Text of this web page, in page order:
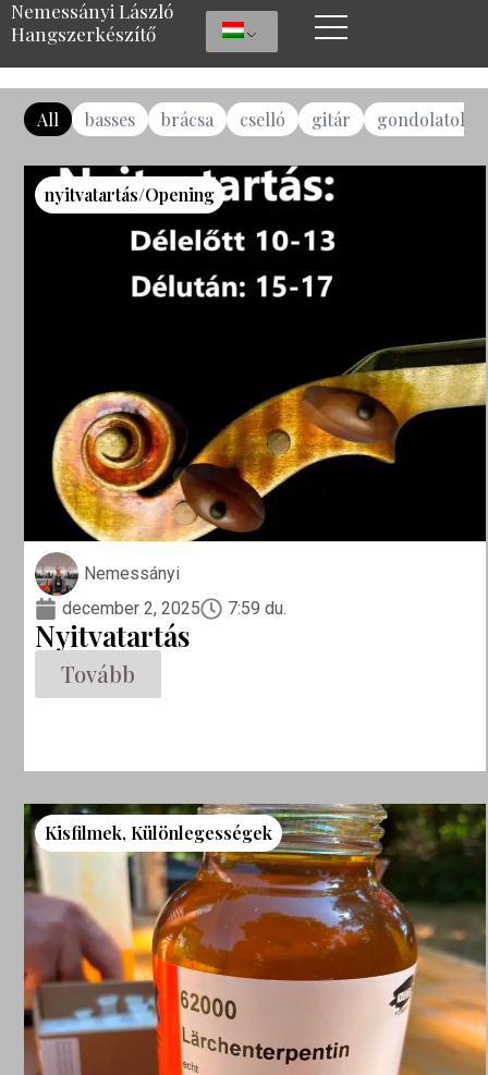
Nemessányi László
Hangszerkészítő
basses brácsa cselló gitár gondolatok
All
nyitvatartás/Opening
Nemessányi
december 2, 2025
7:59 du.
Nyitvatartás
Tovább
Kisfilmek, Különlegességek